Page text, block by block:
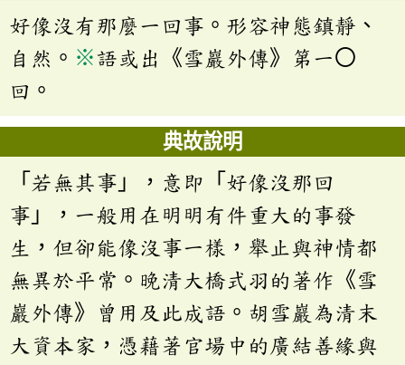
好像沒有那麼一回事。形容神態鎮靜、
自然。 ※語或出《雪巖外傳》第一〇
回。
典故說明
「若無其事」，意即「好像沒那回
事」，一般用在明明有件重大的事發
生，但卻能像沒事一樣，舉止與神情都
無異於平常。晚清大橋式羽的著作《雪
巖外傳》曾用及此成語。胡雪巖為清末
大資本家，憑藉著官場中的廣結善緣與